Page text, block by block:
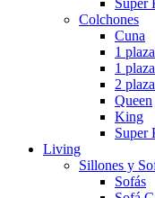
Super
Colchones
Cuna
1 plaza
1
2
Queen
King
Super
Living
Sillones y
Sofás